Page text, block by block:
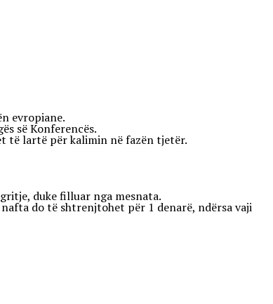
evropiane.
së Konferencës.
të lartë për kalimin në fazën tjetër.
duke filluar nga mesnata.
do të shtrenjtohet për 1 denarë, ndërsa vaji